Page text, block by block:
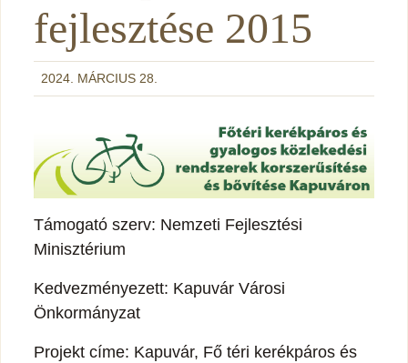
fejlesztése 2015
2024. MÁRCIUS 28.
Támogató szerv: Nemzeti Fejlesztési
Minisztérium
Kedvezményezett: Kapuvár Városi
Önkormányzat
Projekt címe: Kapuvár, Fő téri kerékpáros és